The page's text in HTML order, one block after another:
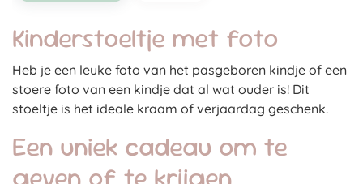
Kinderstoeltje met foto
Heb je een leuke foto van het pasgeboren kindje of een
stoere foto van een kindje dat al wat ouder is! Dit
stoeltje is het ideale kraam of verjaardag geschenk.
Een uniek cadeau om te